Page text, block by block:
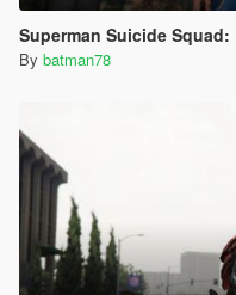
Superman Suicide Squad: Kill the
By batman78